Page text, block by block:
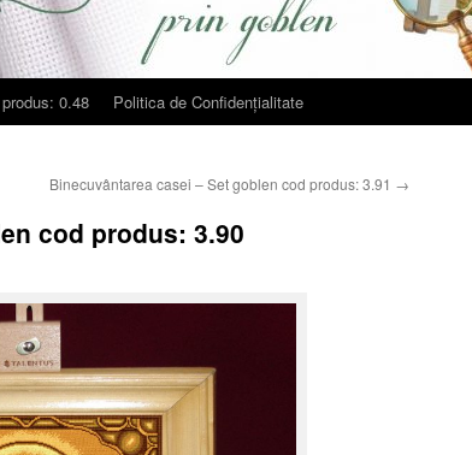
0.48 Politica de Confidențialitate
Binecuvântarea casei – Set goblen cod produs: 3.91 →
cod produs: 3.90